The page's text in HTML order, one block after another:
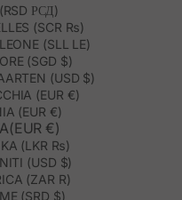
РСД)
(SCR ₨)
(SLL LE)
(SGD $)
(USD $)
(EUR €)
(EUR €)
€)
(LKR ₨)
(USD $)
(ZAR R)
(SRD $)